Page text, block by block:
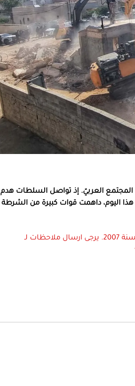
المجتمع العربيّ. إذ تواصل السلطات هدم
اليوم، داهمت قوات كبيرة من الشرطة
استعمال المضامين بموجب بند 27 أ لقانون الحقوق الأدبية لسنة 2007. يرجى ارسال ملاحظات لـ